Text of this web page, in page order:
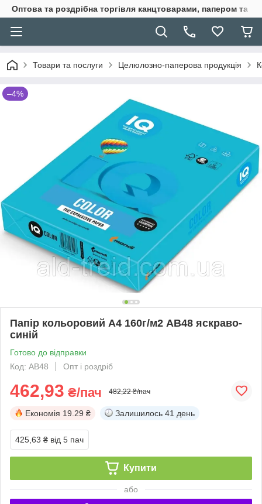
Оптова та роздрібна торгівля канцтоварами, папером та
Товари та послуги Целюлозно-паперова продукція
–4%
Папір кольоровий А4 160г/м2 AB48 яскраво-
синій
Готово до відправки
Код: АВ48
Опт і роздріб
462,93 ₴/пач 482,22 ₴/пач
Економія 19.29 ₴ Залишилось 41 день
425,63 ₴ від 5 пач
Купити
або